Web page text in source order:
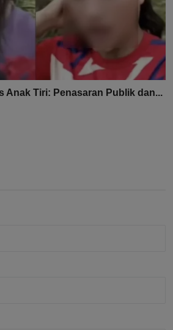
Anak Tiri: Penasaran Publik dan...